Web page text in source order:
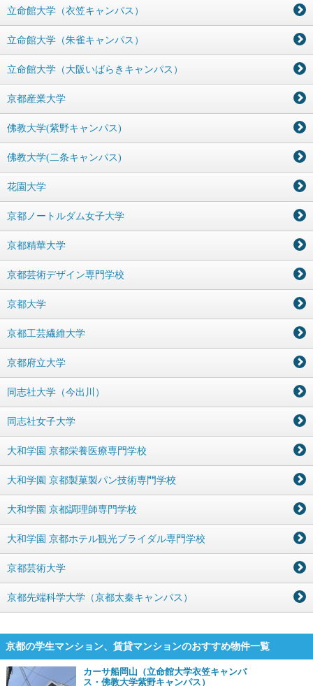
立命館大学（衣笠キャンパス）
立命館大学（朱雀キャンパス）
立命館大学（大阪いばらきキャンパス）
京都産業大学
佛教大学(紫野キャンパス)
佛教大学(二条キャンパス)
花園大学
京都ノートルダム女子大学
京都精華大学
京都芸術デザイン専門学校
京都大学
京都工芸繊維大学
京都府立大学
同志社大学（今出川）
同志社女子大学
大和学園 京都栄養医療専門学校
大和学園 京都製菓製パン技術専門学校
大和学園 京都調理師専門学校
大和学園 京都ホテル観光ブライダル専門学校
京都芸術大学
京都先端科学大学（京都太秦キャンパス）
京都の学生マンション、賃貸マンションのおすすめ物件一覧
カーサ船岡山（立命館大学衣笠キャンパ
ス・佛教大学紫野キャンパス）